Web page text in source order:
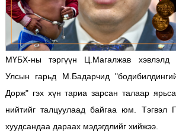
МҮБХ-ны тэргүүн Ц.Магалжав хэвлэлд
Улсын гарьд М.Бадарчид
Дорж" гэх хүн тариа зарсан талаар
нийтийг талцуулаад байгаа юм. Тэгвэл
хуудсандаа дараах мэдэгдлийг хийжээ.